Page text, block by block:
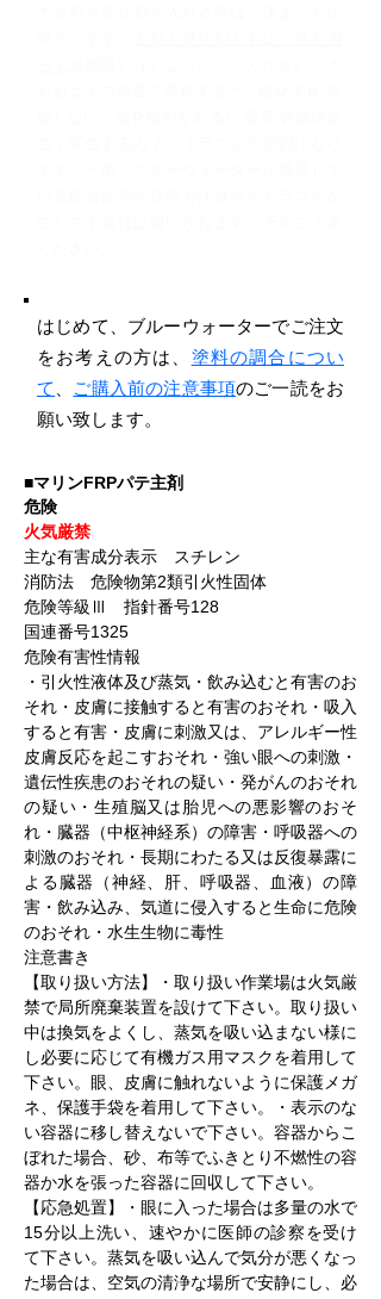
はじめて、ブルーウォーターでご注文
をお考えの方は、 塗料の調合につい
て 、 ご購入前の注意事項のご一読をお
願い致します。
■マリンFRPパテ主剤
危険
火気厳禁
主な有害成分表示 スチレン
消防法 危険物第2類引火性固体
危険等級Ⅲ 指針番号128
国連番号1325
危険有害性情報
・引火性液体及び蒸気・飲み込むと有害のお
それ・皮膚に接触すると有害のおそれ・吸入
すると有害・皮膚に刺激又は、アレルギー性
皮膚反応を起こすおそれ・強い眼への刺激・
遺伝性疾患のおそれの疑い・発がんのおそれ
の疑い・生殖脳又は胎児への悪影響のおそ
れ・臓器（中枢神経系）の障害・呼吸器への
刺激のおそれ・長期にわたる又は反復暴露に
よる臓器（神経、肝、呼吸器、血液）の障
害・飲み込み、気道に侵入すると生命に危険
のおそれ・水生生物に毒性
注意書き
【取り扱い方法】・取り扱い作業場は火気厳
禁で局所廃棄装置を設けて下さい。取り扱い
中は換気をよくし、蒸気を吸い込まない様に
し必要に応じて有機ガス用マスクを着用して
下さい。眼、皮膚に触れないように保護メガ
ネ、保護手袋を着用して下さい。・表示のな
い容器に移し替えないで下さい。容器からこ
ぼれた場合、砂、布等でふきとり不燃性の容
器か水を張った容器に回収して下さい。
【応急処置】・眼に入った場合は多量の水で
15分以上洗い、速やかに医師の診察を受け
て下さい。蒸気を吸い込んで気分が悪くなっ
た場合は、空気の清浄な場所で安静にし、必